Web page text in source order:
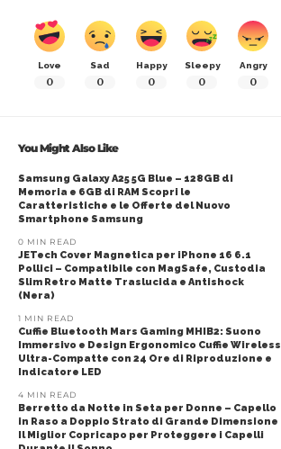
Love
0
Sad
0
Happy
0
Sleepy
0
Angry
0
You Might Also Like
Samsung Galaxy A25 5G Blue – 128GB di
Memoria e 6GB di RAM Scopri le
Caratteristiche e le Offerte del Nuovo
Smartphone Samsung
0 MIN READ
JETech Cover Magnetica per iPhone 16 6.1
Pollici – Compatibile con MagSafe, Custodia
Slim Retro Matte Traslucida e Antishock
(Nera)
1 MIN READ
Cuffie Bluetooth Mars Gaming MHIB2: Suono
Immersivo e Design Ergonomico Cuffie Wireless
Ultra-Compatte con 24 Ore di Riproduzione e
Indicatore LED
4 MIN READ
Berretto da Notte in Seta per Donne – Capello
in Raso a Doppio Strato di Grande Dimensione
Il Miglior Copricapo per Proteggere i Capelli